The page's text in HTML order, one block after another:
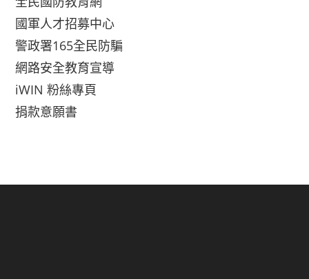
國軍人才招募中心
警政署165全民防騙
網路安全教育宣導
iWIN 粉絲專頁
捐款意願書